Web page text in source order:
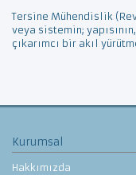
Tersine Mühendislik
veya sistemin;
çıkarımcı bir akıl
Kurumsal
Hakkımızda